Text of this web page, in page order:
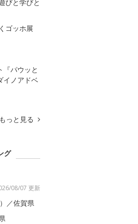
びと学びと
ゴッホ展
『パウッと
ノアドベ
もっと見る
グ
08/07 更新
／佐賀県